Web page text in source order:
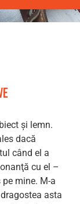
și lemn.
dacă
când el a
cu el –
mine. M-a
asta